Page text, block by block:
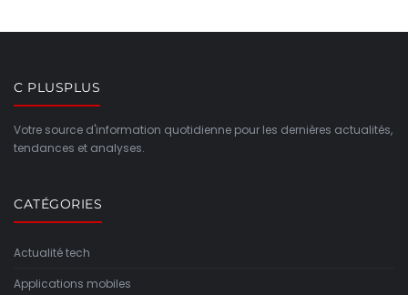
C PLUSPLUS
Votre source d'information quotidienne pour les dernières actualités,
tendances et analyses.
CATÉGORIES
Actualité tech
Applications mobiles